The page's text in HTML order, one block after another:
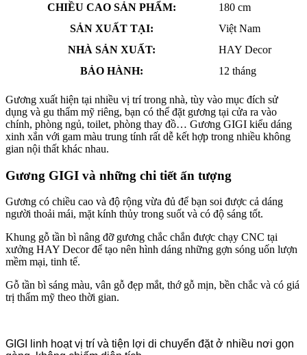
CHIỀU CAO SẢN PHẨM:
180 cm
SẢN XUẤT TẠI:
Việt Nam
NHÀ SẢN XUẤT:
HAY Decor
BẢO HÀNH:
12 tháng
Gương xuất hiện tại nhiều vị trí trong nhà, tùy vào mục đích sử
dụng và gu thẩm mỹ riêng, bạn có thể đặt gương tại cửa ra vào
chính, phòng ngủ, toilet, phòng thay đồ… Gương GIGI kiểu dáng
xinh xắn với gam màu trung tính rất dễ kết hợp trong nhiều không
gian nội thất khác nhau.
Gương GIGI và những chi tiết ấn tượng
Gương có chiều cao và độ rộng vừa đủ để bạn soi được cả dáng
người thoải mái, mặt kính thủy trong suốt và có độ sáng tốt.
Khung gỗ tần bì nâng đỡ gương chắc chắn được chạy CNC tại
xưởng HAY Decor để tạo nên hình dáng những gợn sóng uốn lượn
mềm mại, tinh tế.
Gỗ tần bì sáng màu, vân gỗ đẹp mắt, thớ gỗ mịn, bền chắc và có giá
trị thẩm mỹ theo thời gian.
GIGI linh hoạt vị trí và tiện lợi di chuyển đặt ở nhiều nơi gọn